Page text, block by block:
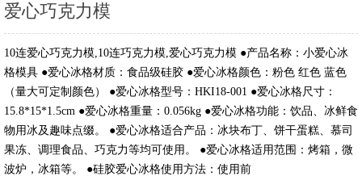
爱心巧克力模
10连爱心巧克力模,10连巧克力模,爱心巧克力模 ●产品名称：小爱心冰
格模具 ●爱心冰格材质：食品级硅胶 ●爱心冰格颜色：粉色 红色 蓝色
（量大可定制颜色） ●爱心冰格型号：HKI18-001 ●爱心冰格尺寸：
15.8*15*1.5cm ●爱心冰格重量：0.056kg ●爱心冰格功能：饮品、冰鲜食
物用冰及趣味点缀。 ●爱心冰格适合产品：冰块布丁、饼干蛋糕、慕司
果冻、调理食品、巧克力等均可使用。 ●爱心冰格适用范围：烤箱，微
波炉，冰箱等。 ●硅胶爱心冰格使用方法：使用前